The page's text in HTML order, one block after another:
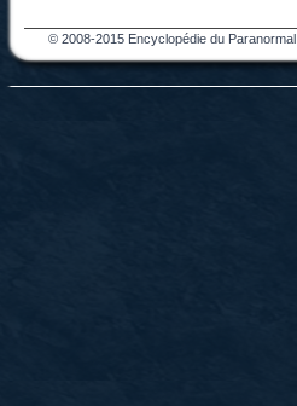
© 2008-2015 Encyclopédie du Paranormal